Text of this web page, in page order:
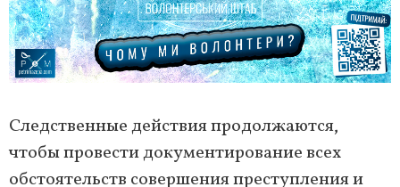
Следственные действия продолжаются,
чтобы провести документирование всех
обстоятельств совершения преступления и